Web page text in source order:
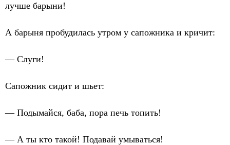
лучше барыни!
А барыня пробудилась утром у сапожника и кричит:
— Слуги!
Сапожник сидит и шьет:
— Подымайся, баба, пора печь топить!
— А ты кто такой! Подавай умываться!